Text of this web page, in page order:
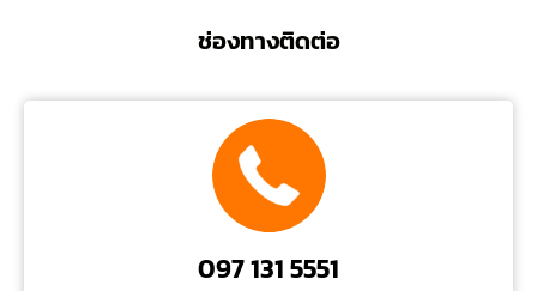
ช่องทางติดต่อ
097 131 5551